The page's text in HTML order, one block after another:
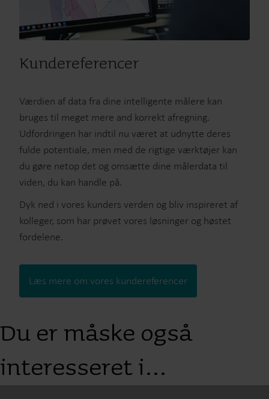
Kundereferencer
Værdien af data fra dine intelligente målere kan
bruges til meget mere and korrekt afregning.
Udfordringen har indtil nu været at udnytte deres
fulde potentiale, men med de rigtige værktøjer kan
du gøre netop det og omsætte dine målerdata til
viden, du kan handle på.
Dyk ned i vores kunders verden og bliv inspireret af
kolleger, som har prøvet vores løsninger og høstet
fordelene.
Læs mere om vores kundereferencer
Du er måske også
interesseret i…